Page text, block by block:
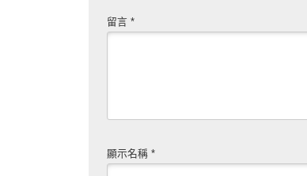
留言 *
顯示名稱 *